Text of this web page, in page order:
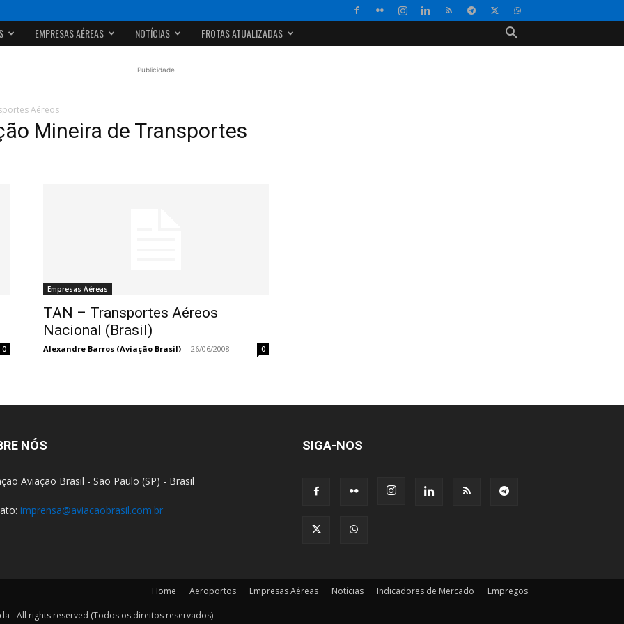
EMPRESAS AÉREAS NOTÍCIAS FROTAS ATUALIZADAS
Publicidade
Aéreos
Mineira de Transportes
0
Empresas Aéreas
TAN – Transportes Aéreos
Nacional (Brasil)
Alexandre Barros (Aviação Brasil) - 26/06/2008 0
NÓS
Aviação Brasil - São Paulo (SP) - Brasil
imprensa@aviacaobrasil.com.br
SIGA-NOS
Home Aeroportos Empresas Aéreas Notícias Indicadores de Mercado Empregos
- All rights reserved (Todos os direitos reservados)